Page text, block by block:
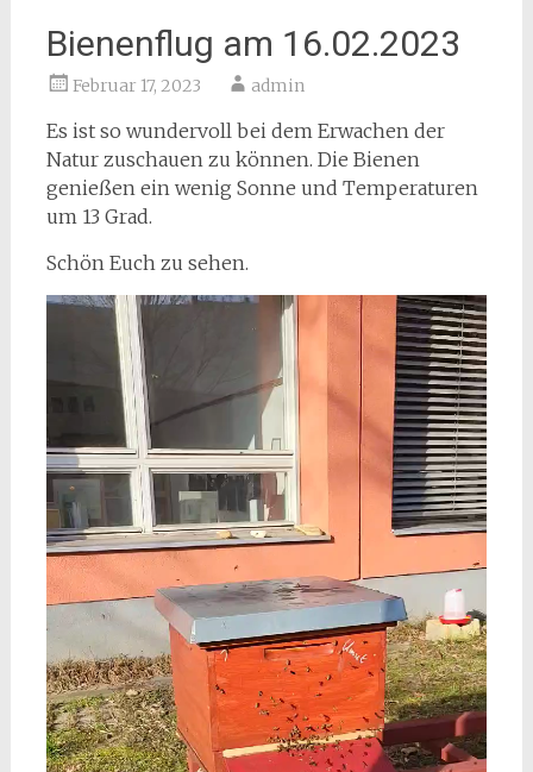
Bienenflug am 16.02.2023
Februar 17, 2023 admin
Es ist so wundervoll bei dem Erwachen der
Natur zuschauen zu können. Die Bienen
genießen ein wenig Sonne und Temperaturen
um 13 Grad.
Schön Euch zu sehen.